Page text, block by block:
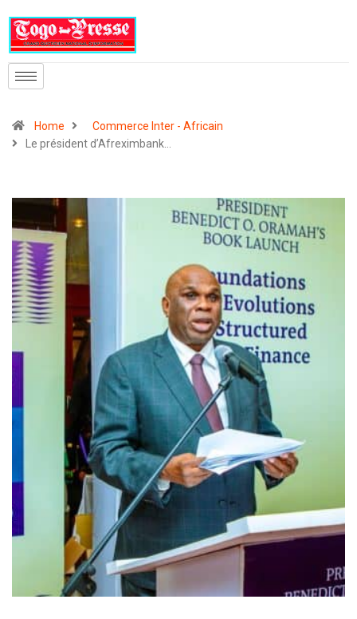
Home
Commerce Inter - Africain
Le président d’Afreximbank…